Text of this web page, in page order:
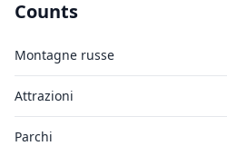
Counts
Montagne russe
Attrazioni
Parchi